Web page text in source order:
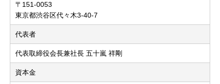
〒151-0053
東京都渋谷区代々木3-40-7
代表者
代表取締役会長兼社長 五十嵐 祥剛
資本金